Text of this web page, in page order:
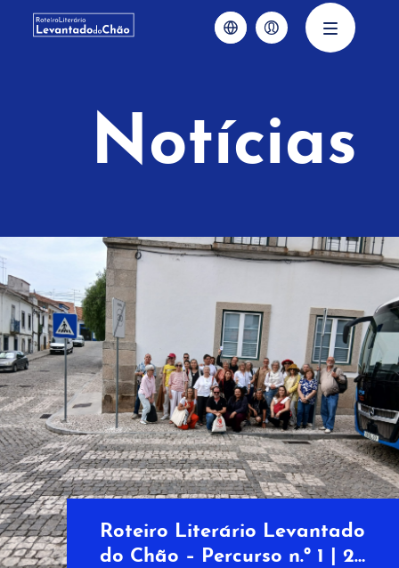
Notícias
Roteiro Literário Levantado
do Chão – Percurso n.º 1 | 23